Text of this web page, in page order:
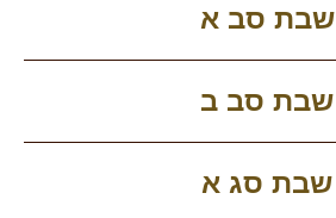
שבת סב א
שבת סב ב
שבת סג א